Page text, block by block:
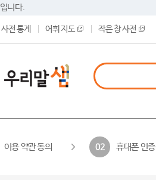
니다.
사전 통계 어휘 지도 작은 창 사전
이용 약관 동의 02 휴대폰 인증